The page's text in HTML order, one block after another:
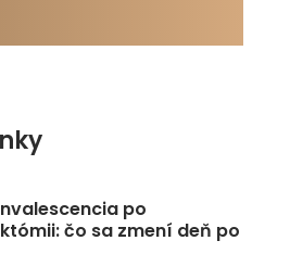
po
čo sa zmení deň po